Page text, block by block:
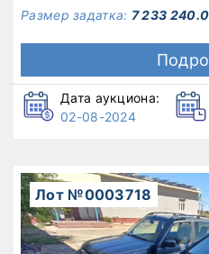
Размер задатка: 7 233
Дата аукциона:
02-08-2024
Лот №0003718